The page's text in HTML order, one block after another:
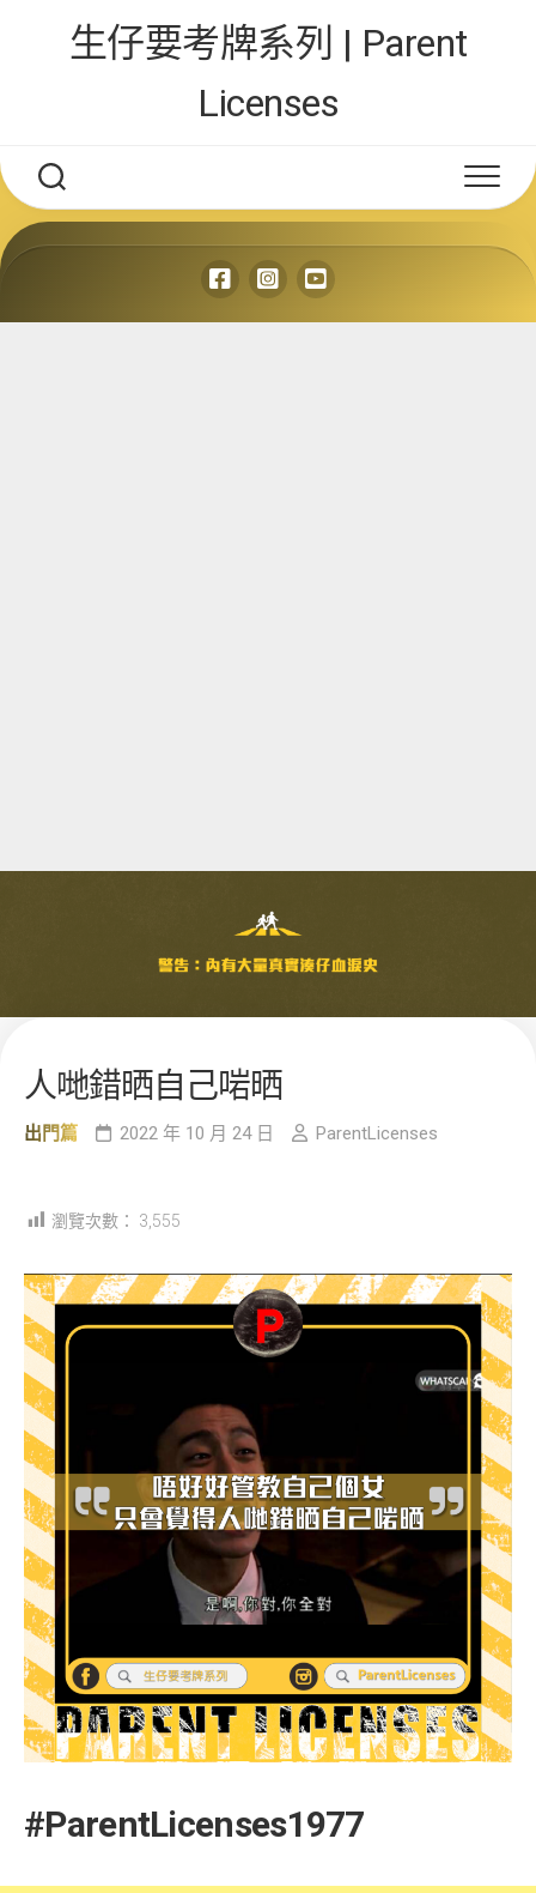
生仔要考牌系列 | Parent
Licenses
人哋錯晒自己啱晒
出門篇 2022 年 10 月 24 日 ParentLicenses
瀏覽次數： 3,555
#ParentLicenses1977